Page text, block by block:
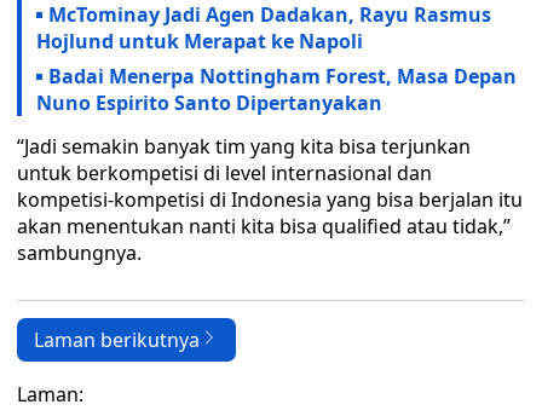
McTominay Jadi Agen Dadakan, Rayu Rasmus
Hojlund untuk Merapat ke Napoli
Badai Menerpa Nottingham Forest, Masa Depan
Nuno Espirito Santo Dipertanyakan
“Jadi semakin banyak tim yang kita bisa terjunkan
untuk berkompetisi di level internasional dan
kompetisi-kompetisi di Indonesia yang bisa berjalan itu
akan menentukan nanti kita bisa qualified atau tidak,”
sambungnya.
Laman berikutnya
Laman: